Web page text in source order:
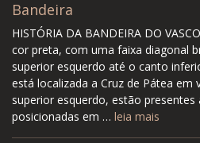
Bandeira
HISTÓRIA DA BANDEIRA DO
cor preta, com uma faixa diagonal
superior esquerdo até o canto
está localizada a Cruz de Pátea em
superior esquerdo, estão presentes
posicionadas em … leia mais